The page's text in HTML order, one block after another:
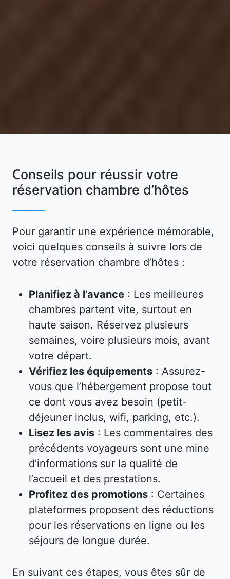
Conseils pour réussir votre
réservation chambre d’hôtes
Pour garantir une expérience mémorable,
voici quelques conseils à suivre lors de
votre réservation chambre d’hôtes :
Planifiez à l’avance : Les meilleures
chambres partent vite, surtout en
haute saison. Réservez plusieurs
semaines, voire plusieurs mois, avant
votre départ.
Vérifiez les équipements : Assurez-
vous que l’hébergement propose tout
ce dont vous avez besoin (petit-
déjeuner inclus, wifi, parking, etc.).
Lisez les avis : Les commentaires des
précédents voyageurs sont une mine
d’informations sur la qualité de
l’accueil et des prestations.
Profitez des promotions : Certaines
plateformes proposent des réductions
pour les réservations en ligne ou les
séjours de longue durée.
En suivant ces étapes, vous êtes sûr de